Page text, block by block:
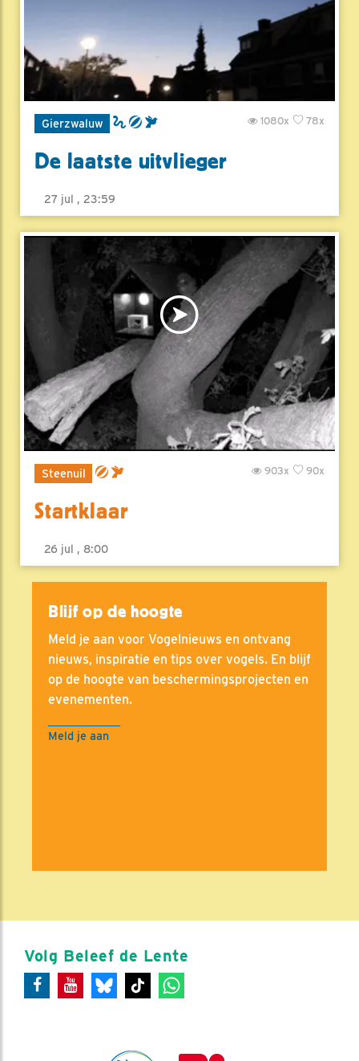
Gierzwaluw 78x
1080x
De laatste uitvlieger
27 jul , 23:59
Steenuil 90x
903x
Startklaar
26 jul , 8:00
Blijf op de hoogte
Meld je aan voor Vogelnieuws en ontvang
nieuws, inspiratie en tips over vogels. En blijf
op de hoogte van beschermingsprojecten en
evenementen.
Meld je aan
Volg Beleef de Lente